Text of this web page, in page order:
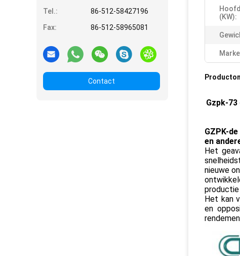
Tel.:
86-512-58427196
Fax:
86-512-58965081
Contact
(kW):
Gzpk-
GZPK-
en
Het
nieuwe
productie
Het kan
en